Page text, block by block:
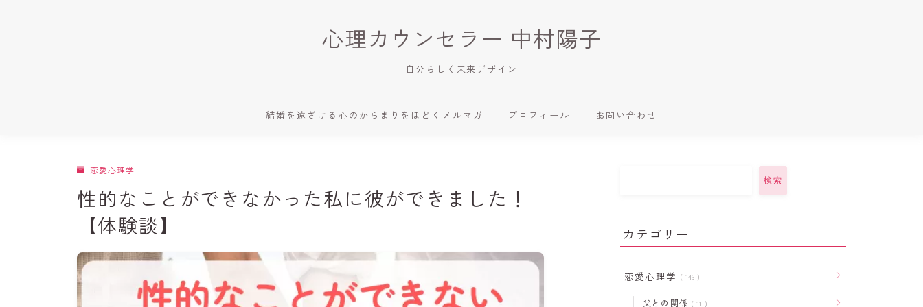
心理カウンセラー 中村陽子
自分らしく未来デザイン
結婚を遠ざける心のからまりをほどくメルマガ プロフィール お問い合わせ
恋愛心理学
性的なことができなかった私に彼ができました！
【体験談】
検索
カテゴリー
恋愛心理学 146
父との関係 11